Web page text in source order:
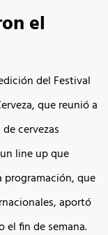
el
del Festival
que reunió a
cervezas
line up que
que
aportó
el fin de semana.